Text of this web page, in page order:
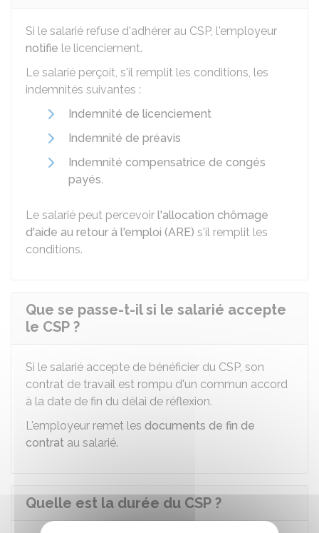
Si le salarié refuse d'adhérer au CSP, l'employeur
notifie le licenciement.
Le salarié perçoit, s'il remplit les conditions, les
indemnités suivantes :
Indemnité de licenciement
Indemnité de préavis
Indemnité compensatrice de congés
payés.
Le salarié peut percevoir l'allocation chômage
d'aide au retour à l'emploi (ARE) s'il remplit les
conditions.
Que se passe-t-il si le salarié accepte
le CSP ?
Si le salarié accepte de bénéficier du CSP, son
contrat de travail est rompu d'un commun accord
à la date de fin du délai de réflexion.
L'employeur remet les documents de fin de
contrat au salarié.
Quelle est la durée du CSP ?